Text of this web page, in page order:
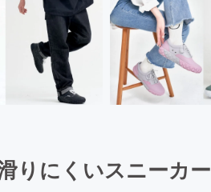
りにくいスニーカー